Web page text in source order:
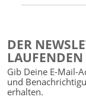
DER
Gib Deine E-Mail-
und
erhalten.